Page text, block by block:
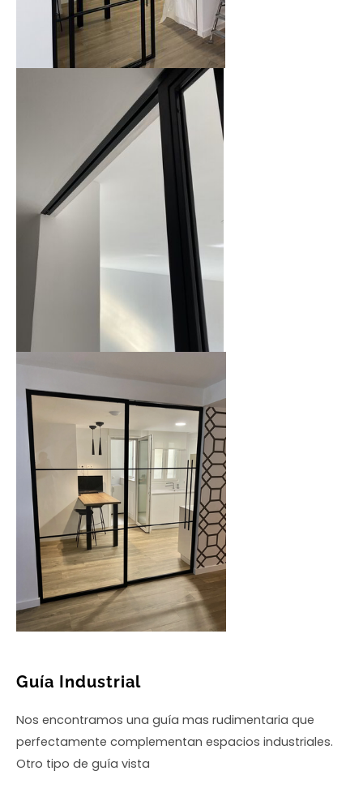
Guía Industrial
Nos encontramos una guía mas rudimentaria que
perfectamente complementan espacios industriales.
Otro tipo de guía vista